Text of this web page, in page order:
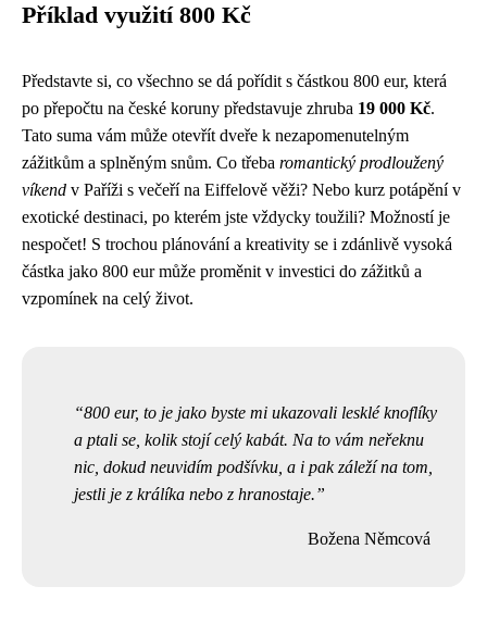
Příklad využití 800 Kč
Představte si, co všechno se dá pořídit s částkou 800 eur, která
po přepočtu na české koruny představuje zhruba 19 000 Kč.
Tato suma vám může otevřít dveře k nezapomenutelným
zážitkům a splněným snům. Co třeba romantický prodloužený
víkend v Paříži s večeří na Eiffelově věži? Nebo kurz potápění v
exotické destinaci, po kterém jste vždycky toužili? Možností je
nespočet! S trochou plánování a kreativity se i zdánlivě vysoká
částka jako 800 eur může proměnit v investici do zážitků a
vzpomínek na celý život.
800 eur, to je jako byste mi ukazovali lesklé knoflíky
a ptali se, kolik stojí celý kabát. Na to vám neřeknu
nic, dokud neuvidím podšívku, a i pak záleží na tom,
jestli je z králíka nebo z hranostaje.
Božena Němcová